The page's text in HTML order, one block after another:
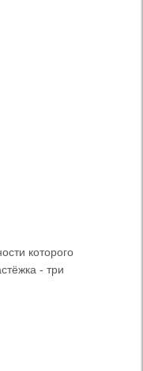
которого
- три